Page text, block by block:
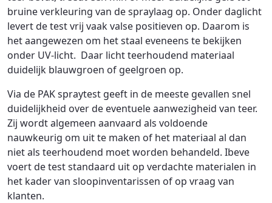
bruine verkleuring van de spraylaag op. Onder daglicht
levert de test vrij vaak valse positieven op. Daarom is
het aangewezen om het staal eveneens te bekijken
onder UV-licht. Daar licht teerhoudend materiaal
duidelijk blauwgroen of geelgroen op.
Via de PAK spraytest geeft in de meeste gevallen snel
duidelijkheid over de eventuele aanwezigheid van teer.
Zij wordt algemeen aanvaard als voldoende
nauwkeurig om uit te maken of het materiaal al dan
niet als teerhoudend moet worden behandeld. Ibeve
voert de test standaard uit op verdachte materialen in
het kader van sloopinventarissen of op vraag van
klanten.